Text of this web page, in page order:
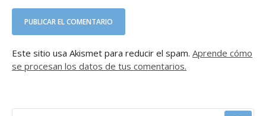
Este sitio usa Akismet para reducir el spam. Aprende cómo
se procesan los datos de tus comentarios.